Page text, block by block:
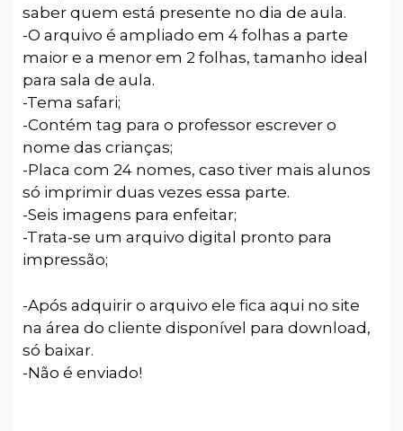
saber quem está presente no dia de aula.
-O arquivo é ampliado em 4 folhas a parte
maior e a menor em 2 folhas, tamanho ideal
para sala de aula.
-Tema safari;
-Contém tag para o professor escrever o
nome das crianças;
-Placa com 24 nomes, caso tiver mais alunos
só imprimir duas vezes essa parte.
-Seis imagens para enfeitar;
-Trata-se um arquivo digital pronto para
impressão;
-Após adquirir o arquivo ele fica aqui no site
na área do cliente disponível para download,
só baixar.
-Não é enviado!